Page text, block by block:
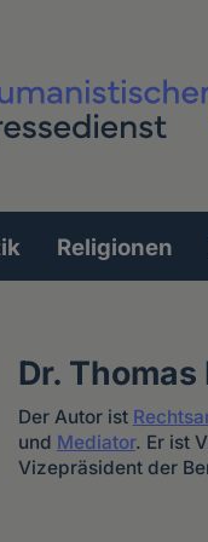
Religionen
Dr.
Der Autor ist
und Mediator. Er ist
Vizepräsident der